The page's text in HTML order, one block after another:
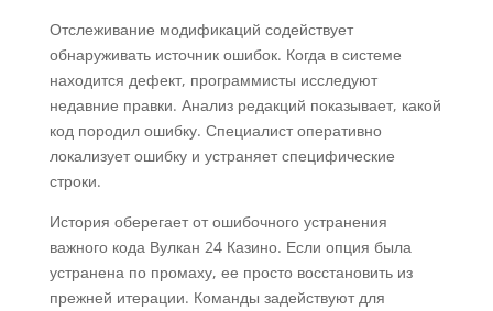
Отслеживание модификаций содействует
обнаруживать источник ошибок. Когда в системе
находится дефект, программисты исследуют
недавние правки. Анализ редакций показывает, какой
код породил ошибку. Специалист оперативно
локализует ошибку и устраняет специфические
строки.
История оберегает от ошибочного устранения
важного кода Вулкан 24 Казино. Если опция была
устранена по промаху, ее просто восстановить из
прежней итерации. Команды задействуют для